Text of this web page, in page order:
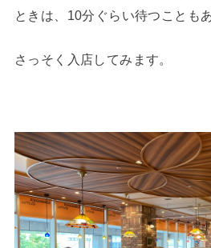
ときは、10分ぐらい待つことも
さっそく入店してみます。